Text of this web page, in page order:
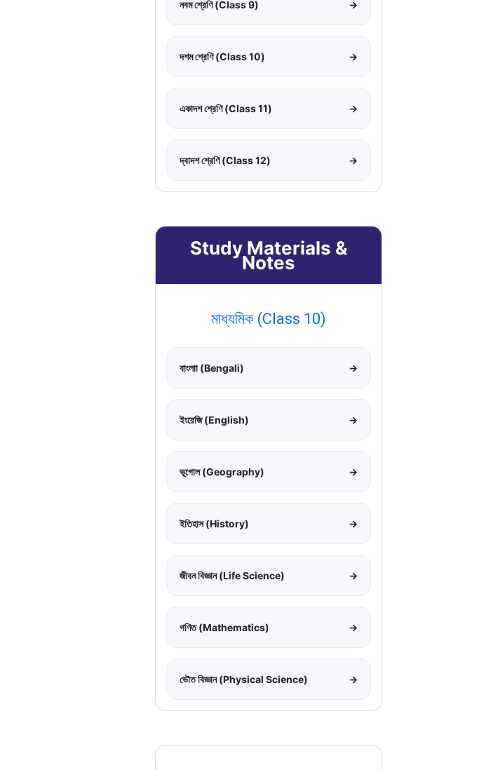
নবম শ্রেণি (Class 9) →
দশম শ্রেণি (Class 10) →
একাদশ শ্রেণি (Class 11) →
দ্বাদশ শ্রেণি (Class 12) →
Study Materials &
Notes
মাধ্যমিক (Class 10)
বাংলাা (Bengali) →
ইংরেজি (English) →
ভূগোল (Geography) →
ইতিহাস (History) →
জীবন বিজ্ঞান (Life Science) →
গণিত (Mathematics) →
ভৌত বিজ্ঞান (Physical Science) →